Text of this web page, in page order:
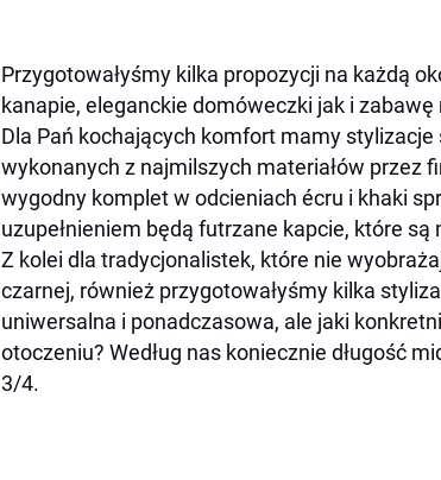
Przygotowałyśmy kilka propozycji na każdą
kanapie, eleganckie domóweczki jak i
Dla Pań kochających komfort mamy
wykonanych z najmilszych materiałów przez
wygodny komplet w odcieniach écru i khaki
uzupełnieniem będą futrzane kapcie, które
Z kolei dla tradycjonalistek, które nie
czarnej, również przygotowałyśmy kilka
uniwersalna i ponadczasowa, ale jaki
otoczeniu? Według nas koniecznie długość
3/4.